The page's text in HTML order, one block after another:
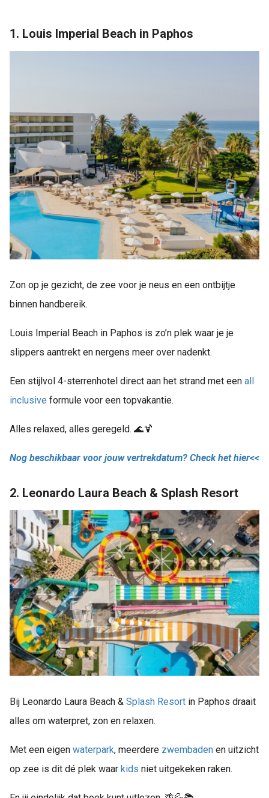
1. Louis Imperial Beach in Paphos
Zon op je gezicht, de zee voor je neus en een ontbijtje
binnen handbereik.
Louis Imperial Beach in Paphos is zo’n plek waar je je
slippers aantrekt en nergens meer over nadenkt.
Een stijlvol 4-sterrenhotel direct aan het strand met een all
inclusive formule voor een topvakantie.
Alles relaxed, alles geregeld. 🌊🍹
Nog beschikbaar voor jouw vertrekdatum? Check het hier<<
2. Leonardo Laura Beach & Splash Resort
Bij Leonardo Laura Beach & Splash Resort in Paphos draait
alles om waterpret, zon en relaxen.
Met een eigen waterpark, meerdere zwembaden en uitzicht
op zee is dit dé plek waar kids niet uitgekeken raken.